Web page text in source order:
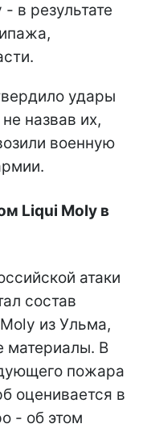
в результате
удары
назвав их,
военную
Liqui Moly в
атаки
состав
из Ульма,
материалы. В
пожара
оценивается в
- об этом